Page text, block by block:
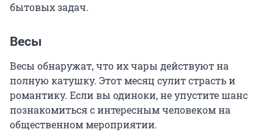
бытовых задач.
Весы
Весы обнаружат, что их чары действуют на
полную катушку. Этот месяц сулит страсть и
романтику. Если вы одиноки, не упустите шанс
познакомиться с интересным человеком на
общественном мероприятии.